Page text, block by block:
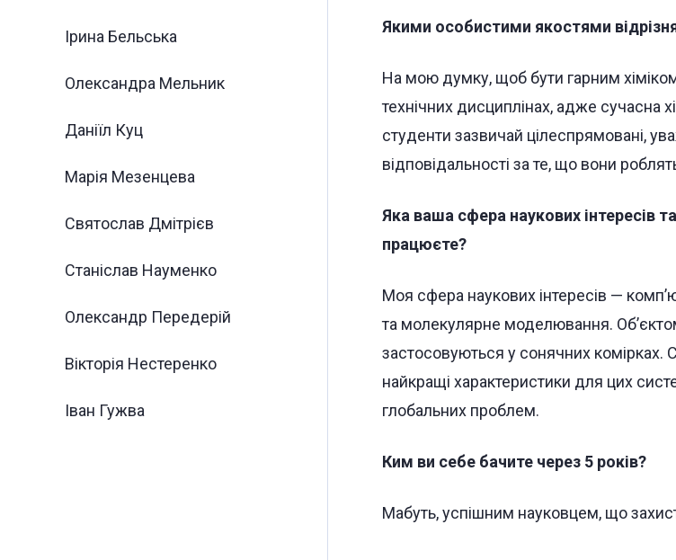
Ірина Бельська
Олександра Мельник
Даніїл Куц
Марія Мезенцева
Святослав Дмітрієв
Станіслав Науменко
Олександр Передерій
Вікторія Нестеренко
Іван Гужва
Якими особистими якостями
На мою думку, щоб бути гарним
технічних дисциплінах, адже сучасна
студенти зазвичай цілеспрямовані,
відповідальності за те, що вони
Яка ваша сфера наукових інтересів
працюєте?
Моя сфера наукових інтересів —
та молекулярне моделювання.
застосовуються у сонячних комірках.
найкращі характеристики для цих
глобальних проблем.
Ким ви себе бачите через 5 років?
Мабуть, успішним науковцем, що